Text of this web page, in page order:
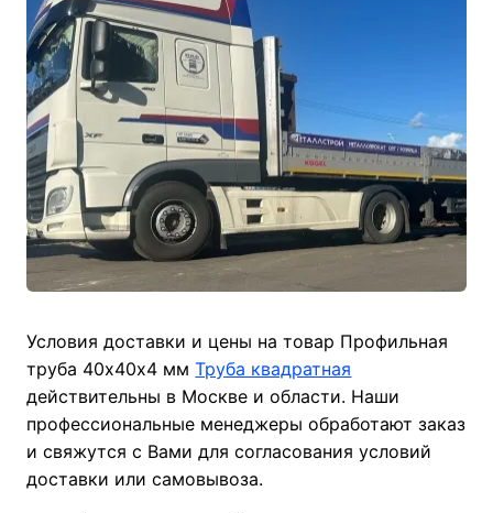
Условия доставки и цены на товар Профильная
труба 40х40х4 ммТруба квадратная
действительны в Москве и области. Наши
профессиональные менеджеры обработают заказ
и свяжутся с Вами для согласования условий
доставки или самовывоза.